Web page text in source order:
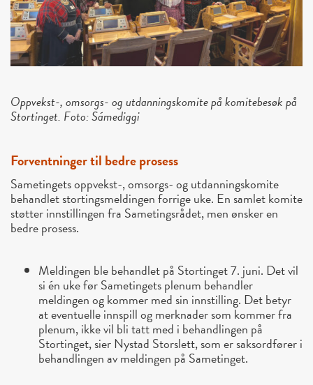
Oppvekst-, omsorgs- og utdanningskomite på komitebesøk på
Stortinget. Foto: Sámediggi
Forventninger til bedre prosess
Sametingets oppvekst-, omsorgs- og utdanningskomite
behandlet stortingsmeldingen forrige uke. En samlet komite
støtter innstillingen fra Sametingsrådet, men ønsker en
bedre prosess.
Meldingen ble behandlet på Stortinget 7. juni. Det vil
si én uke før Sametingets plenum behandler
meldingen og kommer med sin innstilling. Det betyr
at eventuelle innspill og merknader som kommer fra
plenum, ikke vil bli tatt med i behandlingen på
Stortinget, sier Nystad Storslett, som er saksordfører i
behandlingen av meldingen på Sametinget.